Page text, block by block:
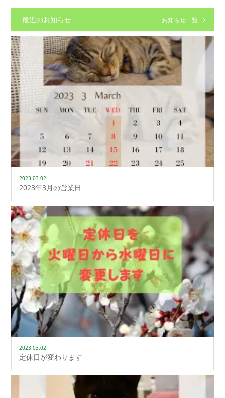
最近のお知らせ お知らせ一覧
2023.03.02
2023年3月の営業日
2023.03.02
定休日が変わります